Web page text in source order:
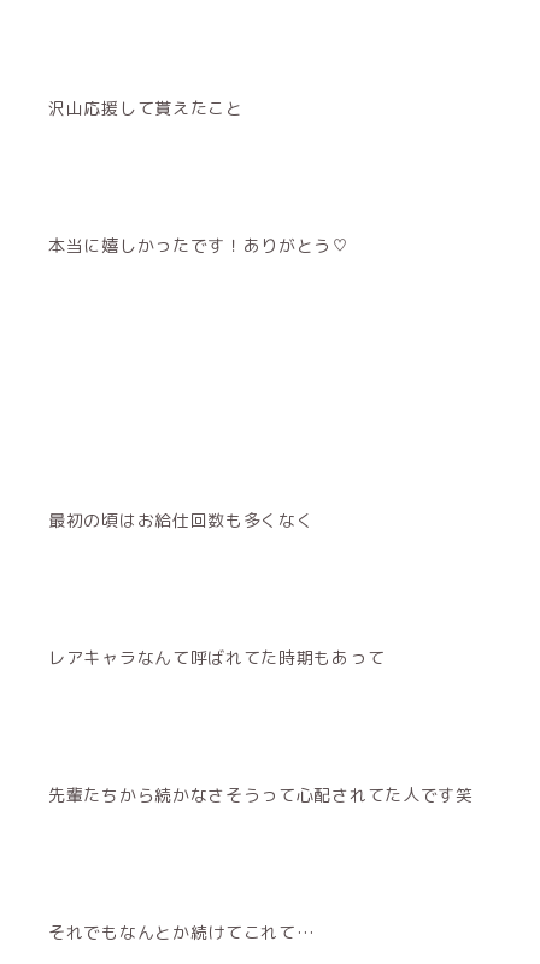
沢山応援して貰えたこと
本当に嬉しかったです！ありがとう♡
最初の頃はお給仕回数も多くなく
レアキャラなんて呼ばれてた時期もあって
先輩たちから続かなさそうって心配されてた人です笑
それでもなんとか続けてこれて…